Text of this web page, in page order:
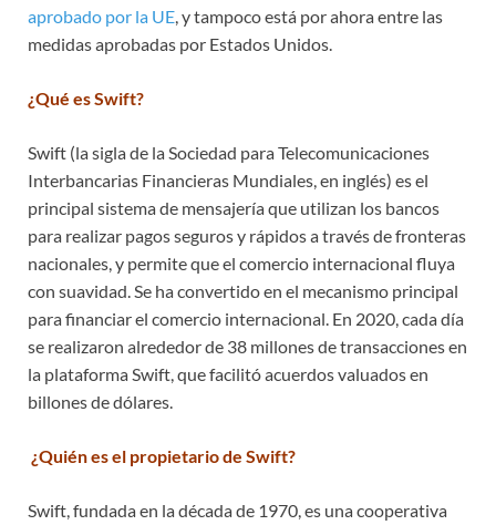
aprobado por la UE, y tampoco está por ahora entre las
medidas aprobadas por Estados Unidos.
¿Qué es Swift?
Swift (la sigla de la Sociedad para Telecomunicaciones
Interbancarias Financieras Mundiales, en inglés) es el
principal sistema de mensajería que utilizan los bancos
para realizar pagos seguros y rápidos a través de fronteras
nacionales, y permite que el comercio internacional fluya
con suavidad. Se ha convertido en el mecanismo principal
para financiar el comercio internacional. En 2020, cada día
se realizaron alrededor de 38 millones de transacciones en
la plataforma Swift, que facilitó acuerdos valuados en
billones de dólares.
¿Quién es el propietario de Swift?
Swift, fundada en la década de 1970, es una cooperativa